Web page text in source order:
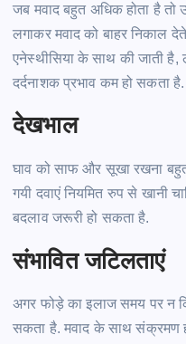
जब मवाद बहुत अधिक होता है तो
लगाकर मवाद को बाहर निकाल
एनेस्थीसिया के साथ की जाती
दर्दनाशक प्रभाव कम हो सकता है.
देखभाल
घाव को साफ और सूखा रखना
गयी दवाएं नियमित रुप से खानी
बदलाव जरूरी हो सकताहै.
संभावित जटिलताएं
अगर फोड़ेका इलाज समय पर न
सकता है. मवाद के साथ संक्रमण